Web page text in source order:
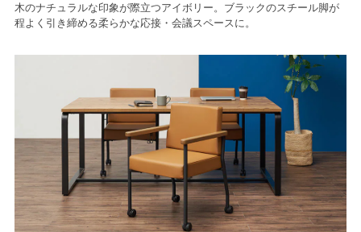
木のナチュラルな印象が際立つアイボリー。ブラックのスチール脚が
程よく引き締める柔らかな応接・会議スペースに。